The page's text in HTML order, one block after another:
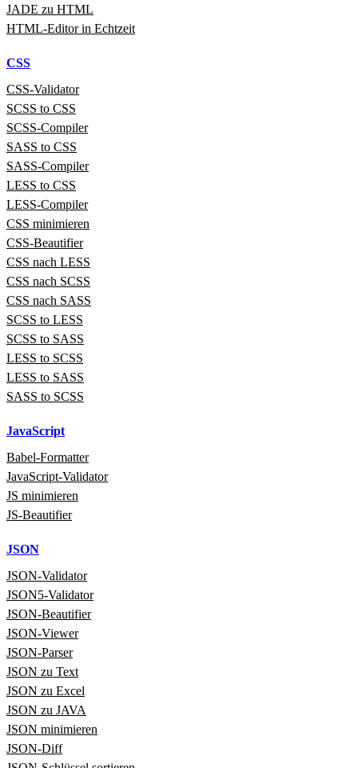
JADE zu HTML
HTML‑Editor in Echtzeit
CSS
CSS‑Validator
SCSS to CSS
SCSS‑Compiler
SASS to CSS
SASS‑Compiler
LESS to CSS
LESS‑Compiler
CSS minimieren
CSS-Beautifier
CSS nach LESS
CSS nach SCSS
CSS nach SASS
SCSS to LESS
SCSS to SASS
LESS to SCSS
LESS to SASS
SASS to SCSS
JavaScript
Babel‑Formatter
JavaScript‑Validator
JS minimieren
JS-Beautifier
JSON
JSON‑Validator
JSON5‑Validator
JSON-Beautifier
JSON‑Viewer
JSON‑Parser
JSON zu Text
JSON zu Excel
JSON zu JAVA
JSON minimieren
JSON‑Diff